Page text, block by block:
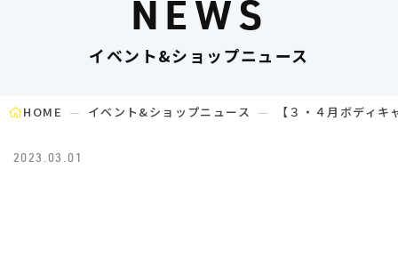
NEWS
イベント&ショップニュース
HOME イベント&ショップニュース 【３・４月ボディキ
2023.03.01